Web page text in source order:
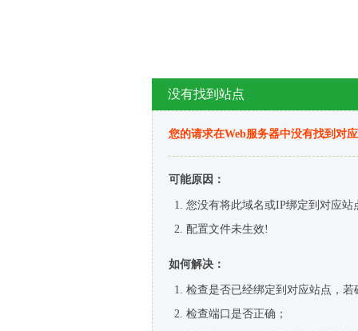
没有找到站点
您的请求在Web服务器中没有找到对
可能原因：
您没有将此域名或IP绑定到对应站
配置文件未生效!
如何解决：
检查是否已经绑定到对应站点，
检查端口是否正确；